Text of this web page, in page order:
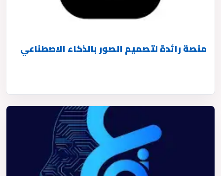
منصة رائدة لتصميم الصور بالذكاء الاصطناعي